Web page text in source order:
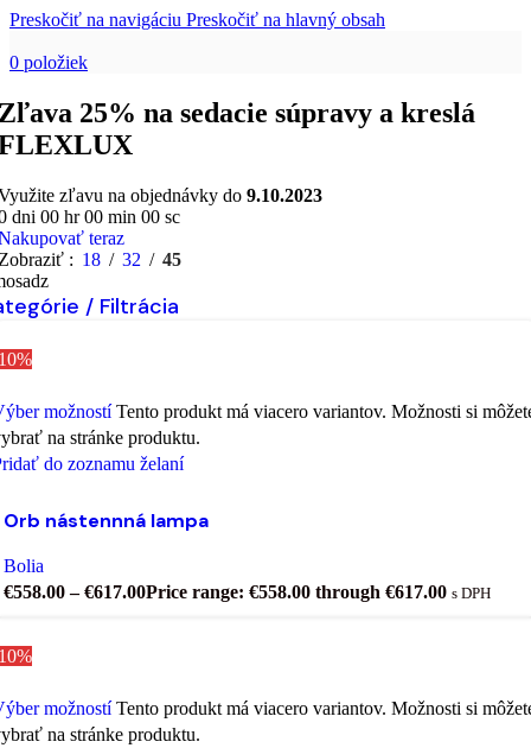
Preskočiť na navigáciu Preskočiť na hlavný obsah
0 položiek
25% na sedacie súpravy a kreslá
zľavu na objednávky do 9.10.2023
dni 00 hr00 min 00 sc
teraz
18 32
45
/ Filtrácia
možností Tento produkt má viacero variantov. Možnosti si
na stránke produktu.
do zoznamu želaní
Orb nástennná lampa
Bolia
€558.00 – €617.00Price range: €558.00 through €617.00 s DPH
možností Tento produkt má viacero variantov. Možnosti si
na stránke produktu.